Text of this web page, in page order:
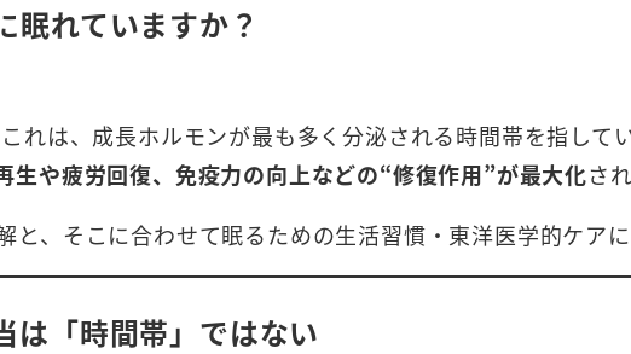
眠れていますか？
れは、成長ホルモンが最も多く分泌される時間帯を指してい
生や疲労回復、免疫力の向上などの“修復作用”が最大化さ
、そこに合わせて眠るための生活習慣・東洋医学的ケアに
は「時間帯」ではない